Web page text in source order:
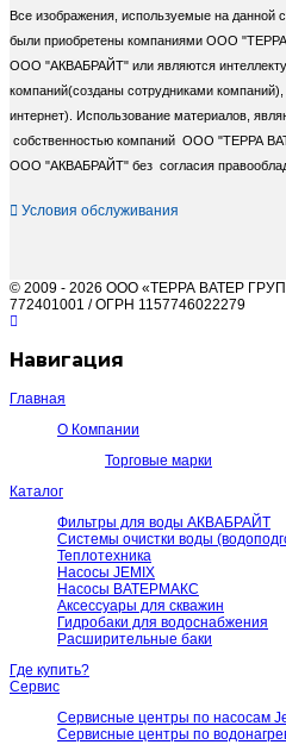
Все изображения, используемые на данной
были приобретены компаниями ООО
ООО "АКВАБРАЙТ" или являются
компаний(созданы сотрудниками
интернет). Использование материалов,
собственностью компаний ООО "ТЕРРА
ООО "АКВАБРАЙТ" без согласия
Условия обслуживания
© 2009 - 2026 ООО «ТЕРРА ВАТЕР
772401001 / ОГРН 1157746022279
Навигация
Главная
О Компании
Торговые марки
Каталог
Фильтры для воды АКВАБРАЙТ
Системы очистки воды
Теплотехника
Насосы JEMIX
Насосы ВАТЕРМАКС
Аксессуары для скважин
Гидробаки для водоснабжения
Расширительные баки
Где купить?
Сервис
Сервисные центры по насосам
Сервисные центры по